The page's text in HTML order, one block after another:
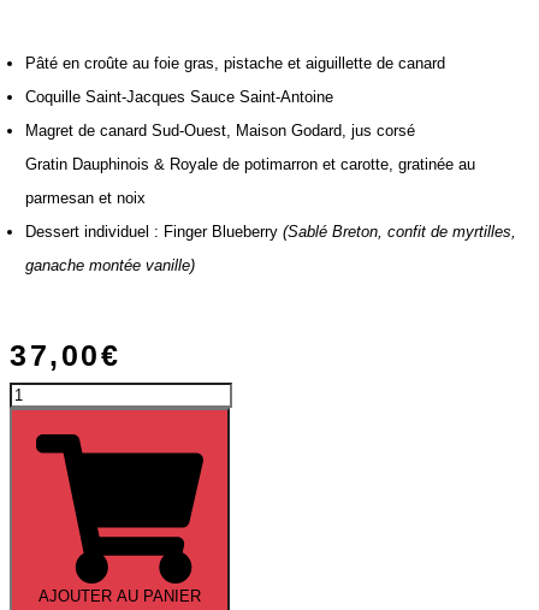
Pâté en croûte au foie gras, pistache et aiguillette de canard
Coquille Saint-Jacques Sauce Saint-Antoine
Magret de canard Sud-Ouest, Maison Godard, jus corsé
Gratin Dauphinois & Royale de potimarron et carotte, gratinée au
parmesan et noix
Dessert individuel : Finger Blueberry (Sablé Breton, confit de myrtilles,
ganache montée vanille)
37,00€
quantité
de
Menu
Prestige
AJOUTER AU PANIER